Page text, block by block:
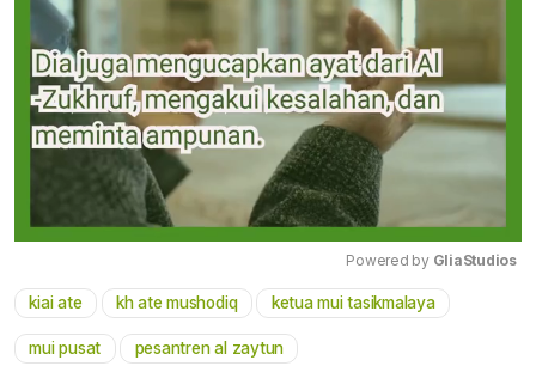
Mute
Powered by GliaStudios
kiai ate kh ate mushodiq ketua mui tasikmalaya
mui pusat pesantren al zaytun